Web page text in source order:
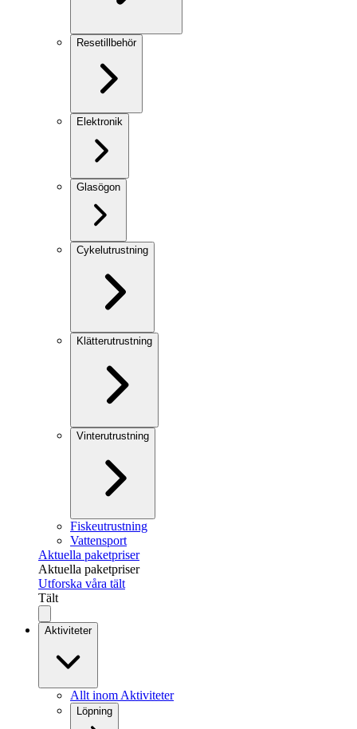
Resetillbehör
Elektronik
Glasögon
Cykelutrustning
Klätterutrustning
Vinterutrustning
Fiskeutrustning
Vattensport
Aktuella paketpriser
Aktuella paketpriser
Utforska våra tält
Tält
Aktiviteter
Allt inom Aktiviteter
Löpning